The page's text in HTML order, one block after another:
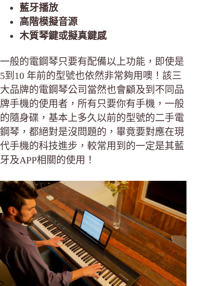
藍牙播放
高階模擬音源
木質琴鍵或擬真鍵感
一般的電鋼琴只要有配備以上功能，即使是
5到10 年前的型號也依然非常夠用噢！該三
大品牌的電鋼琴公司當然也會顧及到不同品
牌手機的使用者，所有只要你有手機，一般
的隨身碟，基本上多久以前的型號的二手電
鋼琴，都絕對是沒問題的，畢竟要對應在現
代手機的科技進步，較常用到的一定是其藍
牙及APP相關的使用！